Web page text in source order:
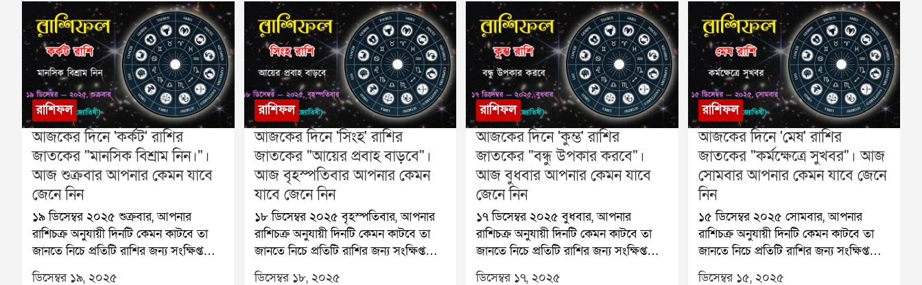
রাশিফল
আজকের দিনে 'কর্কট' রাশির
জাতকের "মানসিক বিশ্রাম নিন।"।
আজ শুক্রবার আপনার কেমন যাবে
জেনে নিন
১৯ ডিসেম্বর ২০২৫ শুক্রবার, আপনার
রাশিচক্র অনুযায়ী দিনটি কেমন কাটবে তা
জানতে নিচে প্রতিটি রাশির জন্য সংক্ষিপ্ত
রাশিফল দেওয়া হলো:🐏 মেষ (Aries):
ডিসেম্বর ১৯, ২০২৫
রাশিফল
আজকের দিনে 'সিংহ' রাশির
জাতকের "আয়ের প্রবাহ বাড়বে"।
আজ বৃহস্পতিবার আপনার কেমন
যাবে জেনে নিন
১৮ ডিসেম্বর ২০২৫ বৃহস্পতিবার, আপনার
রাশিচক্র অনুযায়ী দিনটি কেমন কাটবে তা
জানতে নিচে প্রতিটি রাশির জন্য সংক্ষিপ্ত
রাশিফল দেওয়া হলো:🐏 মেষ (Aries):
ডিসেম্বর ১৮, ২০২৫
রাশিফল
আজকের দিনে 'কুম্ভ' রাশির
জাতকের "বন্ধু উপকার করবে"।
আজ বুধবার আপনার কেমন যাবে
জেনে নিন
১৭ ডিসেম্বর ২০২৫ বুধবার, আপনার
রাশিচক্র অনুযায়ী দিনটি কেমন কাটবে তা
জানতে নিচে প্রতিটি রাশির জন্য সংক্ষিপ্ত
রাশিফল দেওয়া হলো:🐏 মেষ (Aries):
ডিসেম্বর ১৭, ২০২৫
রাশিফল
আজকের দিনে 'মেষ' রাশির
জাতকের "কর্মক্ষেত্রে সুখবর"। আজ
সোমবার আপনার কেমন যাবে জেনে
নিন
১৫ ডিসেম্বর ২০২৫ সোমবার, আপনার
রাশিচক্র অনুযায়ী দিনটি কেমন কাটবে তা
জানতে নিচে প্রতিটি রাশির জন্য সংক্ষিপ্ত
রাশিফল দেওয়া হলো:🐏 মেষ (Aries):
ডিসেম্বর ১৫, ২০২৫